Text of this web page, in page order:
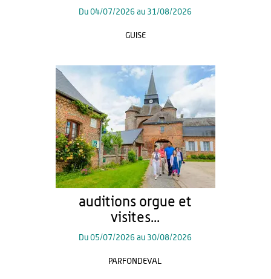
Du04/07/2026 au 31/08/2026
GUISE
auditions orgue et
visites...
Du05/07/2026 au 30/08/2026
PARFONDEVAL